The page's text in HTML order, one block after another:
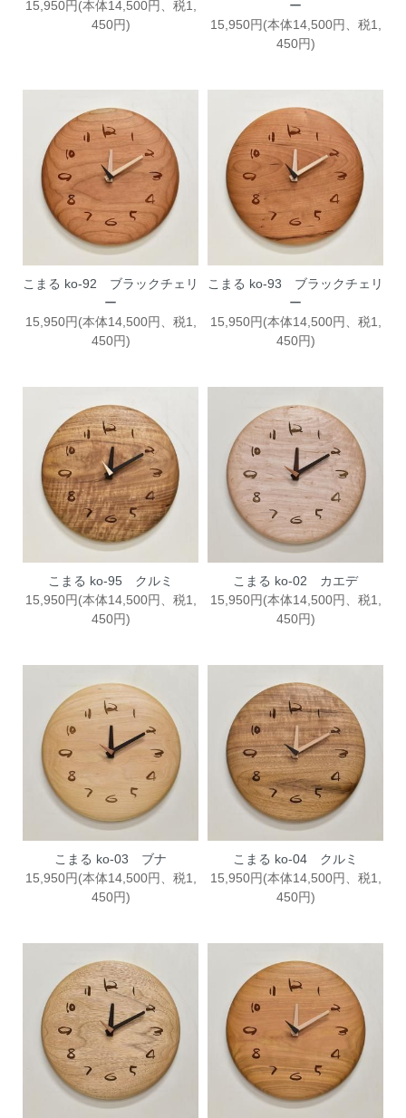
15,950円(本体14,500円、税1,
450円)
ー
15,950円(本体14,500円、税1,
450円)
こまる ko-92 ブラックチェリ
ー
15,950円(本体14,500円、税1,
450円)
こまる ko-93 ブラックチェリ
ー
15,950円(本体14,500円、税1,
450円)
こまる ko-95 クルミ
15,950円(本体14,500円、税1,
450円)
こまる ko-02 カエデ
15,950円(本体14,500円、税1,
450円)
こまる ko-03 ブナ
15,950円(本体14,500円、税1,
450円)
こまる ko-04 クルミ
15,950円(本体14,500円、税1,
450円)